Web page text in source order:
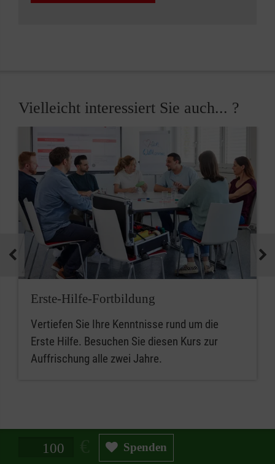
Vielleicht interessiert Sie auch... ?
Erste-Hilfe-Fortbildung
Vertiefen Sie Ihre Kenntnisse rund um die
Erste Hilfe. Besuchen Sie diesen Kurs zur
Auffrischung alle zwei Jahre.
Spendenbetrag in Euro Spenden